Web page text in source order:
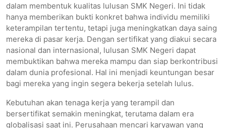
dalam membentuk kualitas lulusan SMK Negeri. Ini tidak
hanya memberikan bukti konkret bahwa individu memiliki
keterampilan tertentu, tetapi juga meningkatkan daya saing
mereka di pasar kerja. Dengan sertifikat yang diakui secara
nasional dan internasional, lulusan SMK Negeri dapat
membuktikan bahwa mereka mampu dan siap berkontribusi
dalam dunia profesional. Hal ini menjadi keuntungan besar
bagi mereka yang ingin segera bekerja setelah lulus.
Kebutuhan akan tenaga kerja yang terampil dan
bersertifikat semakin meningkat, terutama dalam era
globalisasi saat ini. Perusahaan mencari karyawan yang